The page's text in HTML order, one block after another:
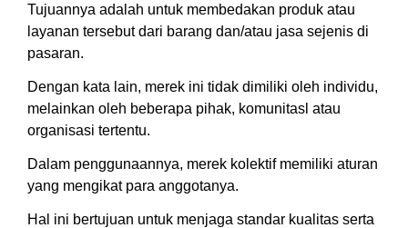
Tujuannya adalah untuk membedakan produk atau
layanan tersebut dari barang dan/atau jasa sejenis di
pasaran.
Dengan kata lain, merek ini tidak dimiliki oleh individu,
melainkan oleh beberapa pihak, komunitasl atau
organisasi tertentu.
Dalam penggunaannya, merek kolektif memiliki aturan
yang mengikat para anggotanya.
Hal ini bertujuan untuk menjaga standar kualitas serta